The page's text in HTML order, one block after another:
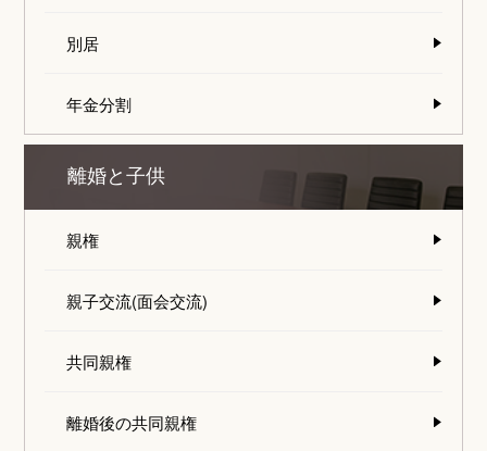
別居
年金分割
離婚と子供
親権
親子交流(面会交流)
共同親権
離婚後の共同親権